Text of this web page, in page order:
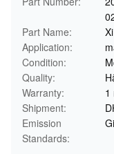
Part Name:
Application:
Condition:
Quality:
Warranty:
1
Shipment:
Emission
Standards: